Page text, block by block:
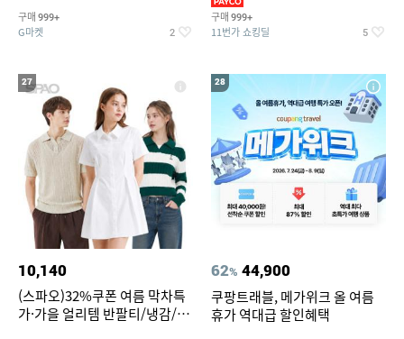
구매 999+
G마켓 2
구매 999+
11번가 쇼킹딜 5
27
10,140
(스파오)32%쿠폰 여름 막차특
가·가을 얼리템 반팔티/냉감/반
28
62% 44,900
쿠팡트래블, 메가위크 올 여름
휴가 역대급 할인혜택